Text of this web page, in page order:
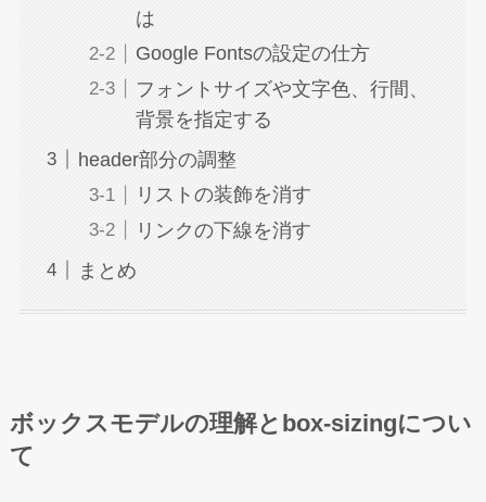
は
Google Fontsの設定の仕方
フォントサイズや文字色、行間、
背景を指定する
header部分の調整
リストの装飾を消す
リンクの下線を消す
まとめ
ボックスモデルの理解とbox-sizingについ
て